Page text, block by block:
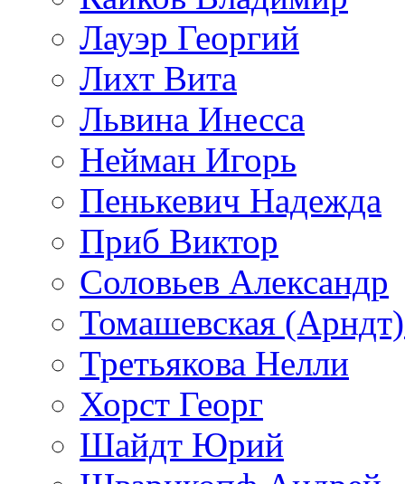
Лауэр Георгий
Лихт Вита
Львина Инесса
Нейман Игорь
Пенькевич Надежда
Приб Виктор
Соловьев Александр
Томашевская
Третьякова Нелли
Хорст Георг
Шайдт Юрий